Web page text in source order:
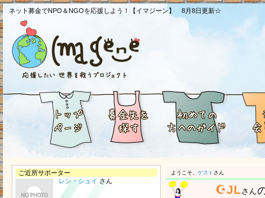
ネット募金でNPO＆NGOを応援しよう！【イマジーン】 8月8日更新☆
ご近所サポーター
レン・シュイ さん
ようこそ、 ゲスト さん
☪JLさん